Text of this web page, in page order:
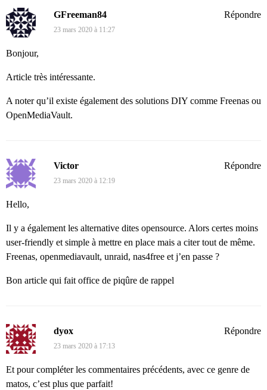
GFreeman84
23 mars 2020 à 11:27
Bonjour,
Article très intéressante.
A noter qu’il existe également des solutions DIY comme Freenas ou
OpenMediaVault.
Répondre
Victor
23 mars 2020 à 12:19
Hello,
Il y a également les alternative dites opensource. Alors certes moins
user-friendly et simple à mettre en place mais a citer tout de même.
Freenas, openmediavault, unraid, nas4free et j’en passe ?
Bon article qui fait office de piqûre de rappel
Répondre
dyox
23 mars 2020 à 17:13
Et pour compléter les commentaires précédents, avec ce genre de
matos, c’est plus que parfait!
Répondre